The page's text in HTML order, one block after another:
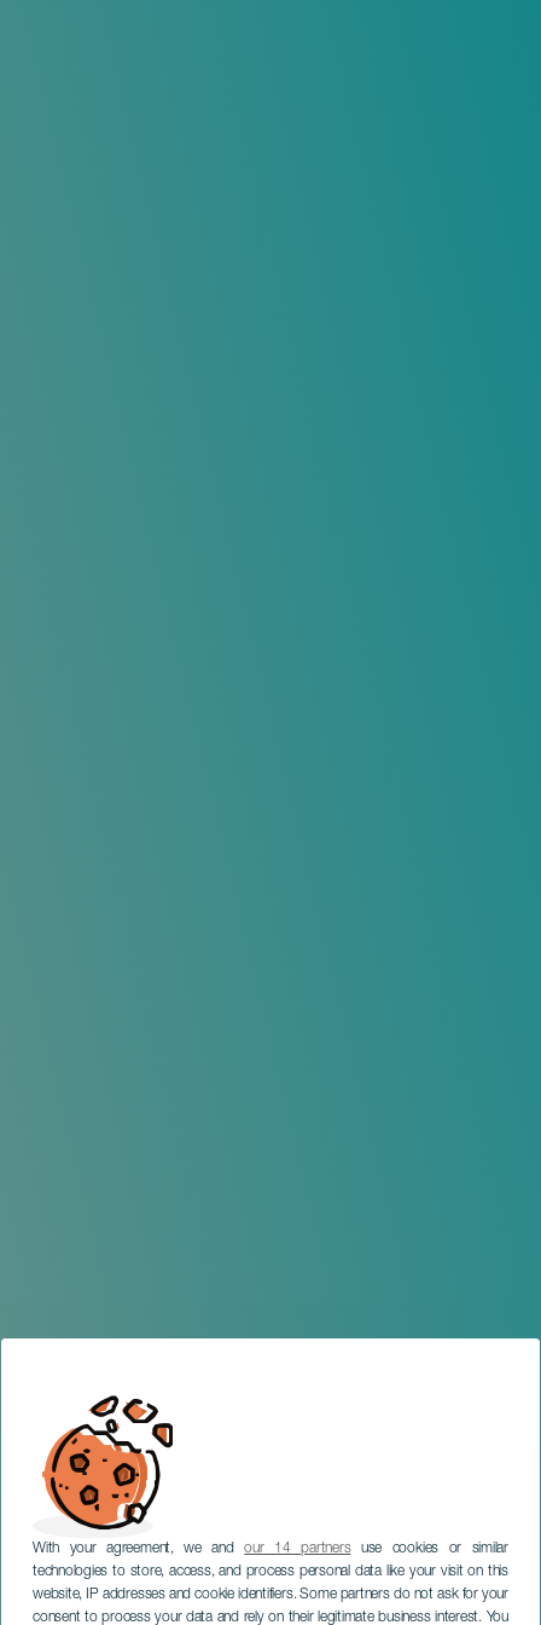
With your agreement, we andour 14 partnersuse cookies or similar
technologies to store, access, and process personal data like your visit on this
website, IP addresses and cookie identifiers. Some partners do not ask for your
consent to process your data and rely on their legitimate business interest. You
TENERIFE